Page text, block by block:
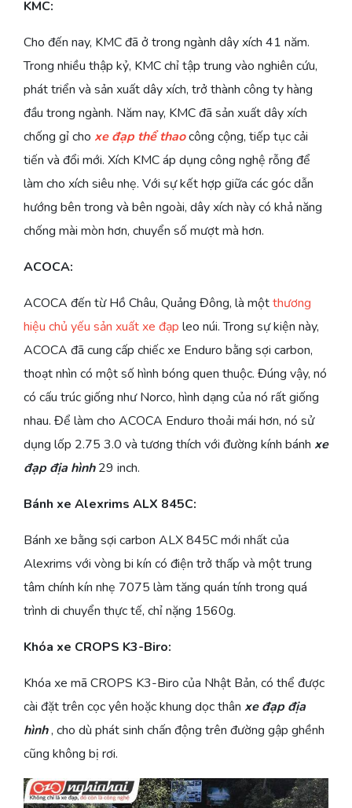
KMC:
Cho đến nay, KMC đã ở trong ngành dây xích 41 năm.
Trong nhiều thập kỷ, KMC chỉ tập trung vào nghiên cứu,
phát triển và sản xuất dây xích, trở thành công ty hàng
đầu trong ngành. Năm nay, KMC đã sản xuất dây xích
chống gỉ cho xe đạp thể thaocông cộng, tiếp tục cải
tiến và đổi mới. Xích KMC áp dụng công nghệ rỗng để
làm cho xích siêu nhẹ. Với sự kết hợp giữa các góc dẫn
hướng bên trong và bên ngoài, dây xích này có khả năng
chống mài mòn hơn, chuyển số mượt mà hơn.
ACOCA:
ACOCA đến từ Hồ Châu, Quảng Đông, là mộtthương
hiệu chủ yếu sản xuất xe đạp leo núi. Trong sự kiện này,
ACOCA đã cung cấp chiếc xe Enduro bằng sợi carbon,
thoạt nhìn có một số hình bóng quen thuộc. Đúng vậy, nó
có cấu trúc giống như Norco, hình dạng của nó rất giống
nhau. Để làm cho ACOCA Enduro thoải mái hơn, nó sử
dụng lốp 2.75 3.0 và tương thích với đường kính bánh xe
đạp địa hình29 inch.
Bánh xe Alexrims ALX 845C:
Bánh xe bằng sợi carbon ALX 845C mới nhất của
Alexrims với vòng bi kín có điện trở thấp và một trung
tâm chính kín nhẹ 7075 làm tăng quán tính trong quá
trình di chuyển thực tế, chỉ nặng 1560g.
Khóa xe CROPS K3-Biro:
Khóa xe mã CROPS K3-Biro của Nhật Bản, có thể được
cài đặt trên cọc yên hoặc khung dọc thân xe đạp địa
hình, cho dù phát sinh chấn động trên đường gập ghềnh
cũng không bị rơi.